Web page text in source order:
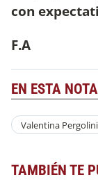
con
F.A
EN ESTA NOTA
Valentina Pergolini
TAMBIÉN TE